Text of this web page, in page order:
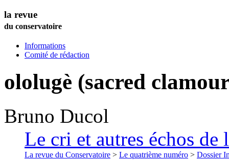
la revue
du conservatoire
Informations
Comité de rédaction
ololugè (sacred
Bruno Ducol
Le cri et autres échos
La revue du Conservatoire > Le quatrième numéro > Dossier